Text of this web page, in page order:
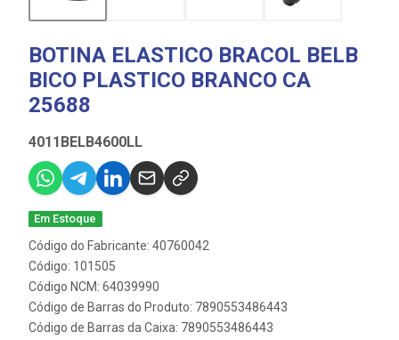
BOTINA ELASTICO BRACOL BELB
BICO PLASTICO BRANCO CA
25688
4011BELB4600LL
Em Estoque
Código do Fabricante: 40760042
Código: 101505
Código NCM: 64039990
Código de Barras do Produto: 7890553486443
Código de Barras da Caixa: 7890553486443